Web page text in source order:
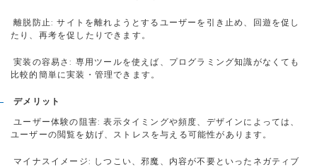
離脱防止: サイトを離れようとするユーザーを引き止め、回遊を促し
たり、再考を促したりできます。
実装の容易さ: 専用ツールを使えば、プログラミング知識がなくても
比較的簡単に実装・管理できます。
デメリット
ユーザー体験の阻害: 表示タイミングや頻度、デザインによっては、
ユーザーの閲覧を妨げ、ストレスを与える可能性があります。
マイナスイメージ: しつこい、邪魔、内容が不要といったネガティブ